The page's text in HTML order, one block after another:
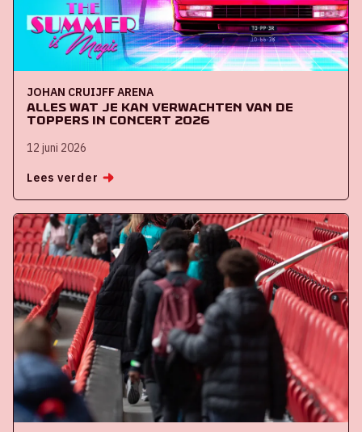
JOHAN CRUIJFF ARENA
Alles wat je kan verwachten van De
Toppers in concert 2026
12 juni 2026
Lees verder